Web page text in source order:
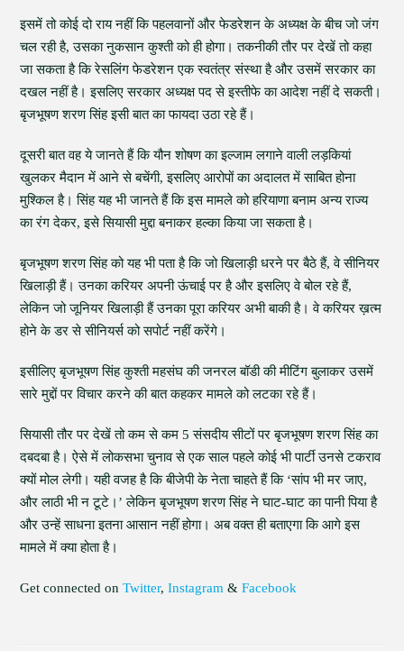
इसमें तो कोई दो राय नहीं कि पहलवानों और फेडरेशन के अध्यक्ष के बीच जो जंग
चल रही है, उसका नुकसान कुश्ती को ही होगा। तकनीकी तौर पर देखें तो कहा
जा सकता है कि रेसलिंग फेडरेशन एक स्वतंत्र संस्था है और उसमें सरकार का
दखल नहीं है। इसलिए सरकार अध्यक्ष पद से इस्तीफे का आदेश नहीं दे सकती।
बृजभूषण शरण सिंह इसी बात का फायदा उठा रहे हैं।
दूसरी बात वह ये जानते हैं कि यौन शोषण का इल्जाम लगाने वाली लड़कियां
खुलकर मैदान में आने से बचेंगी, इसलिए आरोपों का अदालत में साबित होना
मुश्किल है। सिंह यह भी जानते हैं कि इस मामले को हरियाणा बनाम अन्य राज्य
का रंग देकर, इसे सियासी मुद्दा बनाकर हल्का किया जा सकता है।
बृजभूषण शरण सिंह को यह भी पता है कि जो खिलाड़ी धरने पर बैठे हैं, वे सीनियर
खिलाड़ी हैं। उनका करियर अपनी ऊंचाई पर है और इसलिए वे बोल रहे हैं,
लेकिन जो जूनियर खिलाड़ी हैं उनका पूरा करियर अभी बाकी है। वे करियर ख़त्म
होने के डर से सीनियर्स को सपोर्ट नहीं करेंगे।
इसीलिए बृजभूषण सिंह कुश्ती महसंघ की जनरल बॉडी की मीटिंग बुलाकर उसमें
सारे मुद्दों पर विचार करने की बात कहकर मामले को लटका रहे हैं।
सियासी तौर पर देखें तो कम से कम 5 संसदीय सीटों पर बृजभूषण शरण सिंह का
दबदबा है। ऐसे में लोकसभा चुनाव से एक साल पहले कोई भी पार्टी उनसे टकराव
क्यों मोल लेगी। यही वजह है कि बीजेपी के नेता चाहते हैं कि ‘सांप भी मर जाए,
और लाठी भी न टूटे।’ लेकिन बृजभूषण शरण सिंह ने घाट-घाट का पानी पिया है
और उन्हें साधना इतना आसान नहीं होगा। अब वक्त ही बताएगा कि आगे इस
मामले में क्या होता है।
Get connected onTwitter,Instagram &Facebook